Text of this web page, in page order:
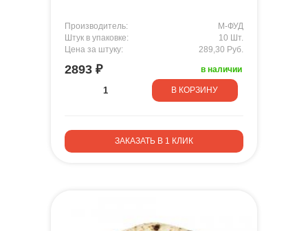
Производитель:
М-ФУД
Штук в упаковке:
10 Шт.
Цена за штуку:
289,30 Руб.
2893 ₽ в наличии
В КОРЗИНУ
ЗАКАЗАТЬ В 1 КЛИК